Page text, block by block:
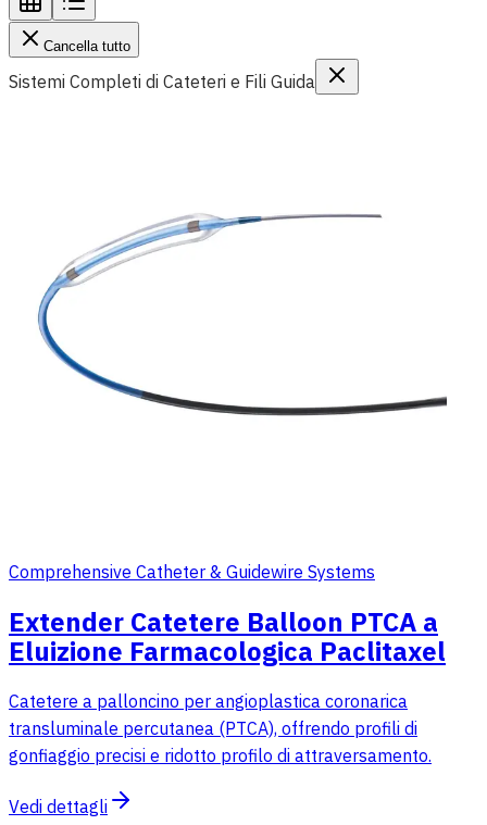
Cancella tutto
Sistemi Completi di Cateteri e Fili Guida
Comprehensive Catheter & Guidewire Systems
Extender Catetere Balloon PTCA a
Eluizione Farmacologica Paclitaxel
Catetere a palloncino per angioplastica coronarica
transluminale percutanea (PTCA), offrendo profili di
gonfiaggio precisi e ridotto profilo di attraversamento.
Vedi dettagli